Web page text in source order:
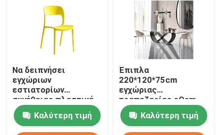
Να δειπνήσει
εγχώριων
εστιατορίων
συνήθειας πλαστική
έδρα συνήθειας
χρώματος εδρών
σύγχρονη πολυ
Καλύτερη τιμή
Έπιπλα
220*120*75cm
εγχώριας
τραπεζαρίας cOem
Countertop να
δειπνήσει πίνακας
Καλύτερη τιμή